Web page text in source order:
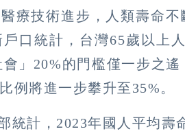
療技術進步，人類壽命不
口統計，台灣65歲以上
」20%的門檻僅一步之遙
例將進一步攀升至35%。
統計，2023年國人平均壽